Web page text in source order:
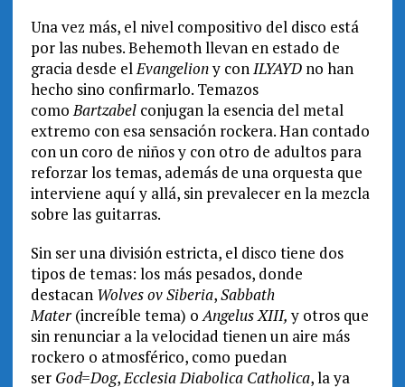
Una vez más, el nivel compositivo del disco está
por las nubes. Behemoth llevan en estado de
gracia desde elEvangeliony conILYAYDno han
hecho sino confirmarlo. Temazos
comoBartzabelconjugan la esencia del metal
extremo con esa sensación rockera. Han contado
con un coro de niños y con otro de adultos para
reforzar los temas, además de una orquesta que
interviene aquí y allá, sin prevalecer en la mezcla
sobre las guitarras.
Sin ser una división estricta, el disco tiene dos
tipos de temas: los más pesados, donde
destacan Wolves ov Siberia,Sabbath
Mater (increíble tema) oAngelus XIII,y otros que
sin renunciar a la velocidad tienen un aire más
rockero o atmosférico, como puedan
ser God=Dog,Ecclesia Diabolica Catholica, la ya